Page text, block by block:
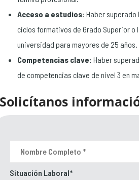
Acceso a estudios: Haber superado
ciclos formativos de Grado Superior o
universidad para mayores de 25 años.
Competencias clave: Haber
de competencias clave de nivel 3 en
Solicítanos
Situación Laboral*